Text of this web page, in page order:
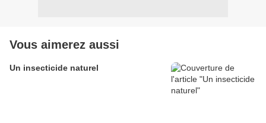
Vous aimerez aussi
Un insecticide naturel